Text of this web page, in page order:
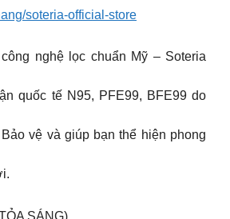
soteria-official-store
nghệ lọc chuẩn Mỹ – Soteria
quốc tế N95, PFE99, BFE99 do
vệ và giúp bạn thể hiện phong
SÁNG)